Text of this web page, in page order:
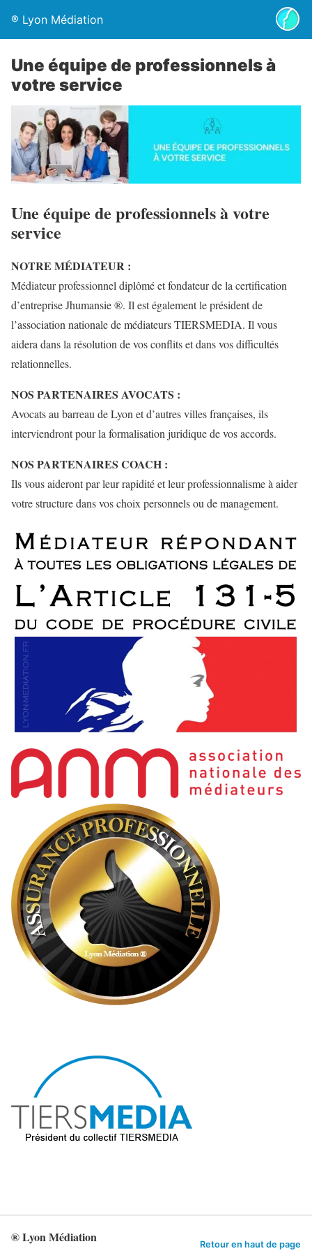
® Lyon Médiation
Une équipe de professionnels à
votre service
Une équipe de professionnels à votre
service
NOTRE MÉDIATEUR :
Médiateur professionnel diplômé et fondateur de la certification
d’entreprise Jhumansie ®. Il est également le président de
l’association nationale de médiateurs TIERSMEDIA. Il vous
aidera dans la résolution de vos conflits et dans vos difficultés
relationnelles.
NOS PARTENAIRES AVOCATS :
Avocats au barreau de Lyon et d’autres villes françaises, ils
interviendront pour la formalisation juridique de vos accords.
NOS PARTENAIRES COACH :
Ils vous aideront par leur rapidité et leur professionnalisme à aider
votre structure dans vos choix personnels ou de management.
® Lyon Médiation Retour en haut de page